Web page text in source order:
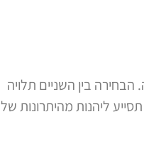
הבחירה בין השניים תלויה
ליהנות מהיתרונות של